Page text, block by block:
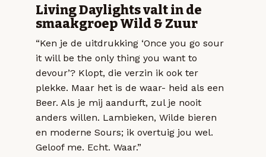
Living Daylights valt in de
smaakgroep Wild & Zuur
“Ken je de uitdrukking ‘Once you go sour
it will be the only thing you want to
devour’? Klopt, die verzin ik ook ter
plekke. Maar het is de waar- heid als een
Beer. Als je mij aandurft, zul je nooit
anders willen. Lambieken, Wilde bieren
en moderne Sours; ik overtuig jou wel.
Geloof me. Echt. Waar.”